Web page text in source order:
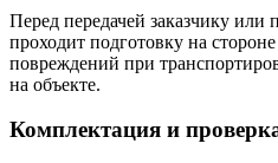
Перед передачей заказчику или
проходит подготовку на
повреждений при
на объекте.
Комплектация и